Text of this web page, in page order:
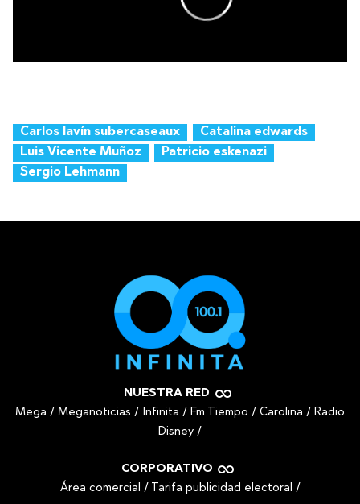
Carlos lavín subercaseaux
Catalina edwards
Luis Vicente Muñoz
Patricio eskenazi
Sergio Lehmann
NUESTRA RED
Mega / Meganoticias / Infinita / Fm Tiempo / Carolina / Radio
Disney /
CORPORATIVO
Área comercial / Tarifa publicidad electoral /